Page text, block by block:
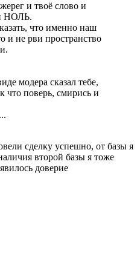
и твоё слово и
НОЛЬ.
что именно наш
и не рви пространство
модера сказал тебе,
что поверь, смирись и
сделку успешно, от базы я
второй базы я тоже
доверие